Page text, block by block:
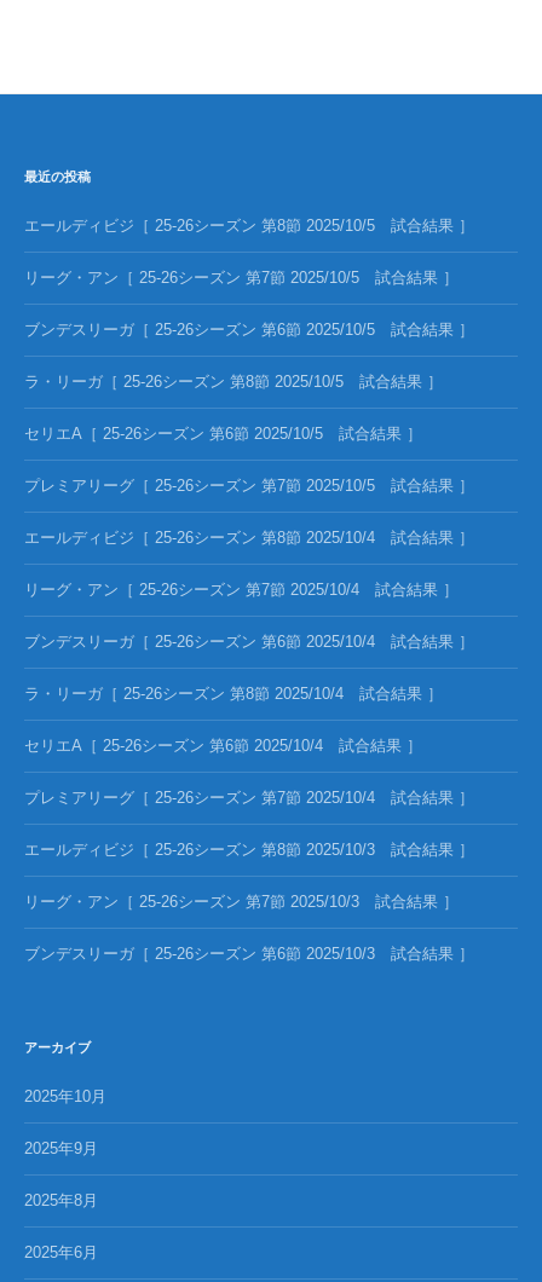
最近の投稿
エールディビジ［ 25-26シーズン 第8節 2025/10/5 試合結果 ］
リーグ・アン［ 25-26シーズン 第7節 2025/10/5 試合結果 ］
ブンデスリーガ［ 25-26シーズン 第6節 2025/10/5 試合結果 ］
ラ・リーガ［ 25-26シーズン 第8節 2025/10/5 試合結果 ］
セリエA［ 25-26シーズン 第6節 2025/10/5 試合結果 ］
プレミアリーグ［ 25-26シーズン 第7節 2025/10/5 試合結果 ］
エールディビジ［ 25-26シーズン 第8節 2025/10/4 試合結果 ］
リーグ・アン［ 25-26シーズン 第7節 2025/10/4 試合結果 ］
ブンデスリーガ［ 25-26シーズン 第6節 2025/10/4 試合結果 ］
ラ・リーガ［ 25-26シーズン 第8節 2025/10/4 試合結果 ］
セリエA［ 25-26シーズン 第6節 2025/10/4 試合結果 ］
プレミアリーグ［ 25-26シーズン 第7節 2025/10/4 試合結果 ］
エールディビジ［ 25-26シーズン 第8節 2025/10/3 試合結果 ］
リーグ・アン［ 25-26シーズン 第7節 2025/10/3 試合結果 ］
ブンデスリーガ［ 25-26シーズン 第6節 2025/10/3 試合結果 ］
アーカイブ
2025年10月
2025年9月
2025年8月
2025年6月